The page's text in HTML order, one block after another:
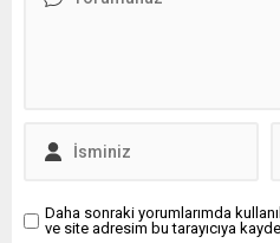
Daha sonraki yorumlarımda
ve site adresim bu tarayıcıya